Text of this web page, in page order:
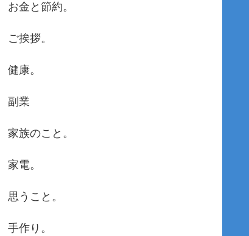
お金と節約。
ご挨拶。
健康。
副業
家族のこと。
家電。
思うこと。
手作り。